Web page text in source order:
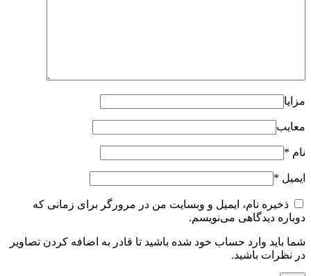
مزایا
معایب
نام *
ایمیل *
ذخیره نام، ایمیل و وبسایت من در مرورگر برای زمانی که
دوباره دیدگاهی می‌نویسم.
شما باید وارد حساب خود شده باشید تا قادر به اضافه کردن تصاویر
در نظرات باشید.